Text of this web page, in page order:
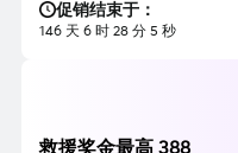
促销结束于：
146 天 6 时 28 分 3 秒
救援奖金最高 388